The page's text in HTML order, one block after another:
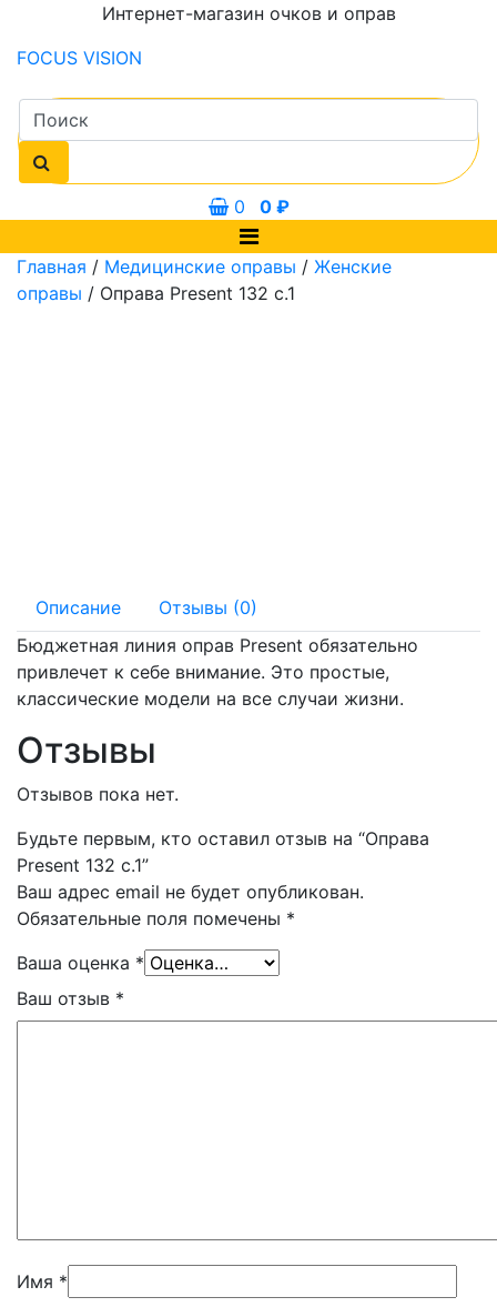
Интернет-магазин очков и оправ
FOCUS VISION
0 0 ₽
Главная / Медицинские оправы / Женские
оправы / Оправа Present 132 с.1
Описание
Отзывы (0)
Бюджетная линия оправ Present обязательно
привлечет к себе внимание. Это простые,
классические модели на все случаи жизни.
Отзывы
Отзывов пока нет.
Будьте первым, кто оставил отзыв на “Оправа
Present 132 с.1”
Ваш адрес email не будет опубликован.
Обязательные поля помечены *
Ваша оценка *
Ваш отзыв *
Имя *